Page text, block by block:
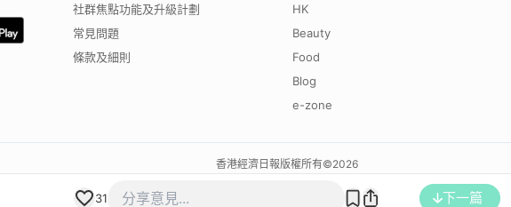
31 下一篇
社群焦點功能及升級計劃
常見問題
條款及細則
HK
Beauty
Food
Blog
e-zone
香港經濟日報版權所有©2026